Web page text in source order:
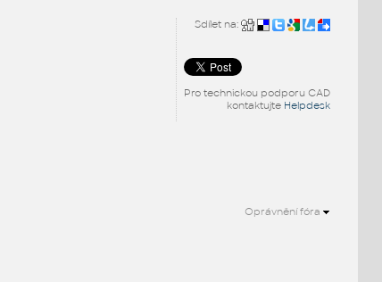
Sdílet na:
Pro technickou podporu CAD
kontaktujte Helpdesk
Oprávnění fóra